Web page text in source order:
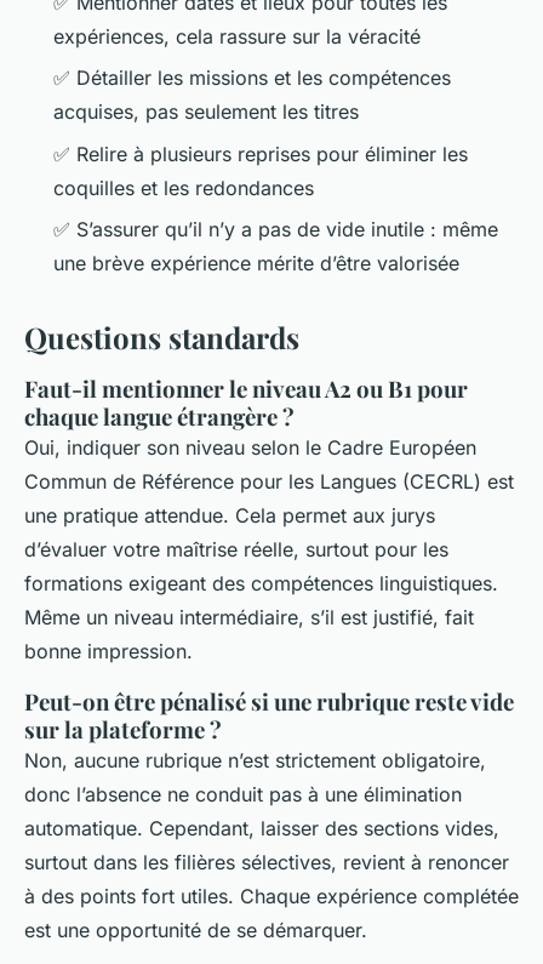
expériences, cela rassure sur la véracité
✅ Détailler les missions et les compétences
acquises, pas seulement les titres
✅ Relire à plusieurs reprises pour éliminer les
coquilles et les redondances
✅ S’assurer qu’il n’y a pas de vide inutile : même
une brève expérience mérite d’être valorisée
Questions standards
Faut-il mentionner le niveau A2 ou B1 pour
chaque langue étrangère ?
Oui, indiquer son niveau selon le Cadre Européen
Commun de Référence pour les Langues (CECRL) est
une pratique attendue. Cela permet aux jurys
d’évaluer votre maîtrise réelle, surtout pour les
formations exigeant des compétences linguistiques.
Même un niveau intermédiaire, s’il est justifié, fait
bonne impression.
Peut-on être pénalisé si une rubrique reste vide
sur la plateforme ?
Non, aucune rubrique n’est strictement obligatoire,
donc l’absence ne conduit pas à une élimination
automatique. Cependant, laisser des sections vides,
surtout dans les filières sélectives, revient à renoncer
à des points fort utiles. Chaque expérience complétée
est une opportunité de se démarquer.